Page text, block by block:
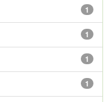
1
1
1
1